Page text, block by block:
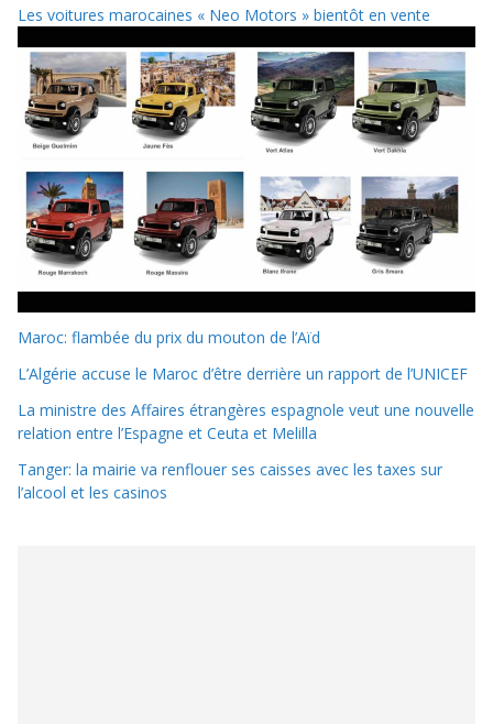
Les voitures marocaines « Neo Motors » bientôt en vente
Maroc: flambée du prix du mouton de l’Aïd
L’Algérie accuse le Maroc d’être derrière un rapport de l’UNICEF
La ministre des Affaires étrangères espagnole veut une nouvelle
relation entre l’Espagne et Ceuta et Melilla
Tanger: la mairie va renflouer ses caisses avec les taxes sur
l’alcool et les casinos